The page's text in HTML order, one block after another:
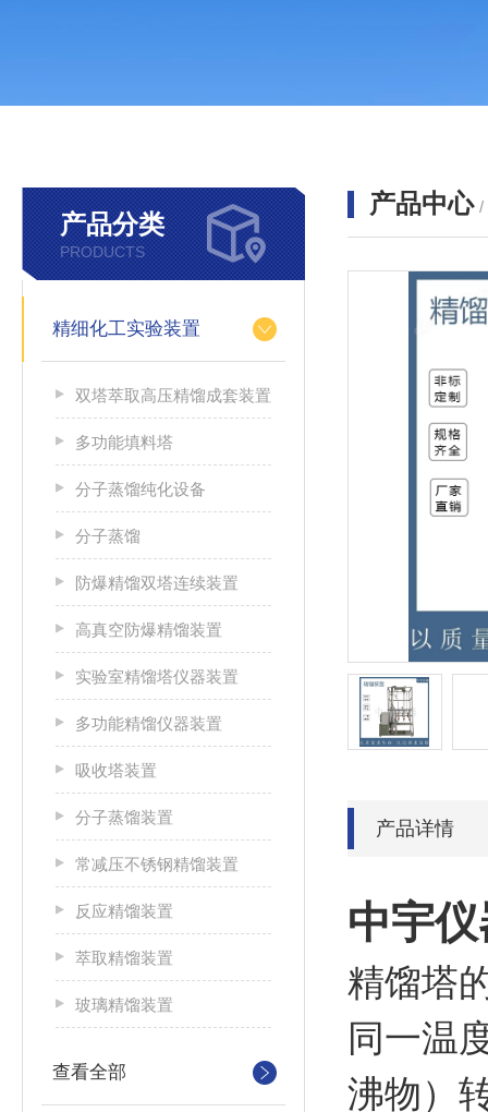
产品分类
PRODUCTS
精细化工实验装置
双塔萃取高压精馏成套装置
多功能填料塔
分子蒸馏纯化设备
分子蒸馏
防爆精馏双塔连续装置
高真空防爆精馏装置
实验室精馏塔仪器装置
多功能精馏仪器装置
吸收塔装置
分子蒸馏装置
常减压不锈钢精馏装置
反应精馏装置
萃取精馏装置
玻璃精馏装置
查看全部
产品中心 /
产品详情
中宇
精馏塔
同一温
沸物）